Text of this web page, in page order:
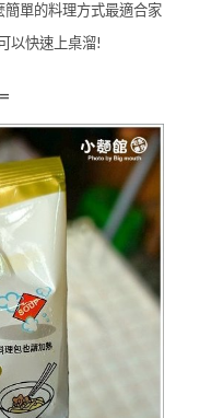
單的料理方式最適合家
以快速上桌溜!